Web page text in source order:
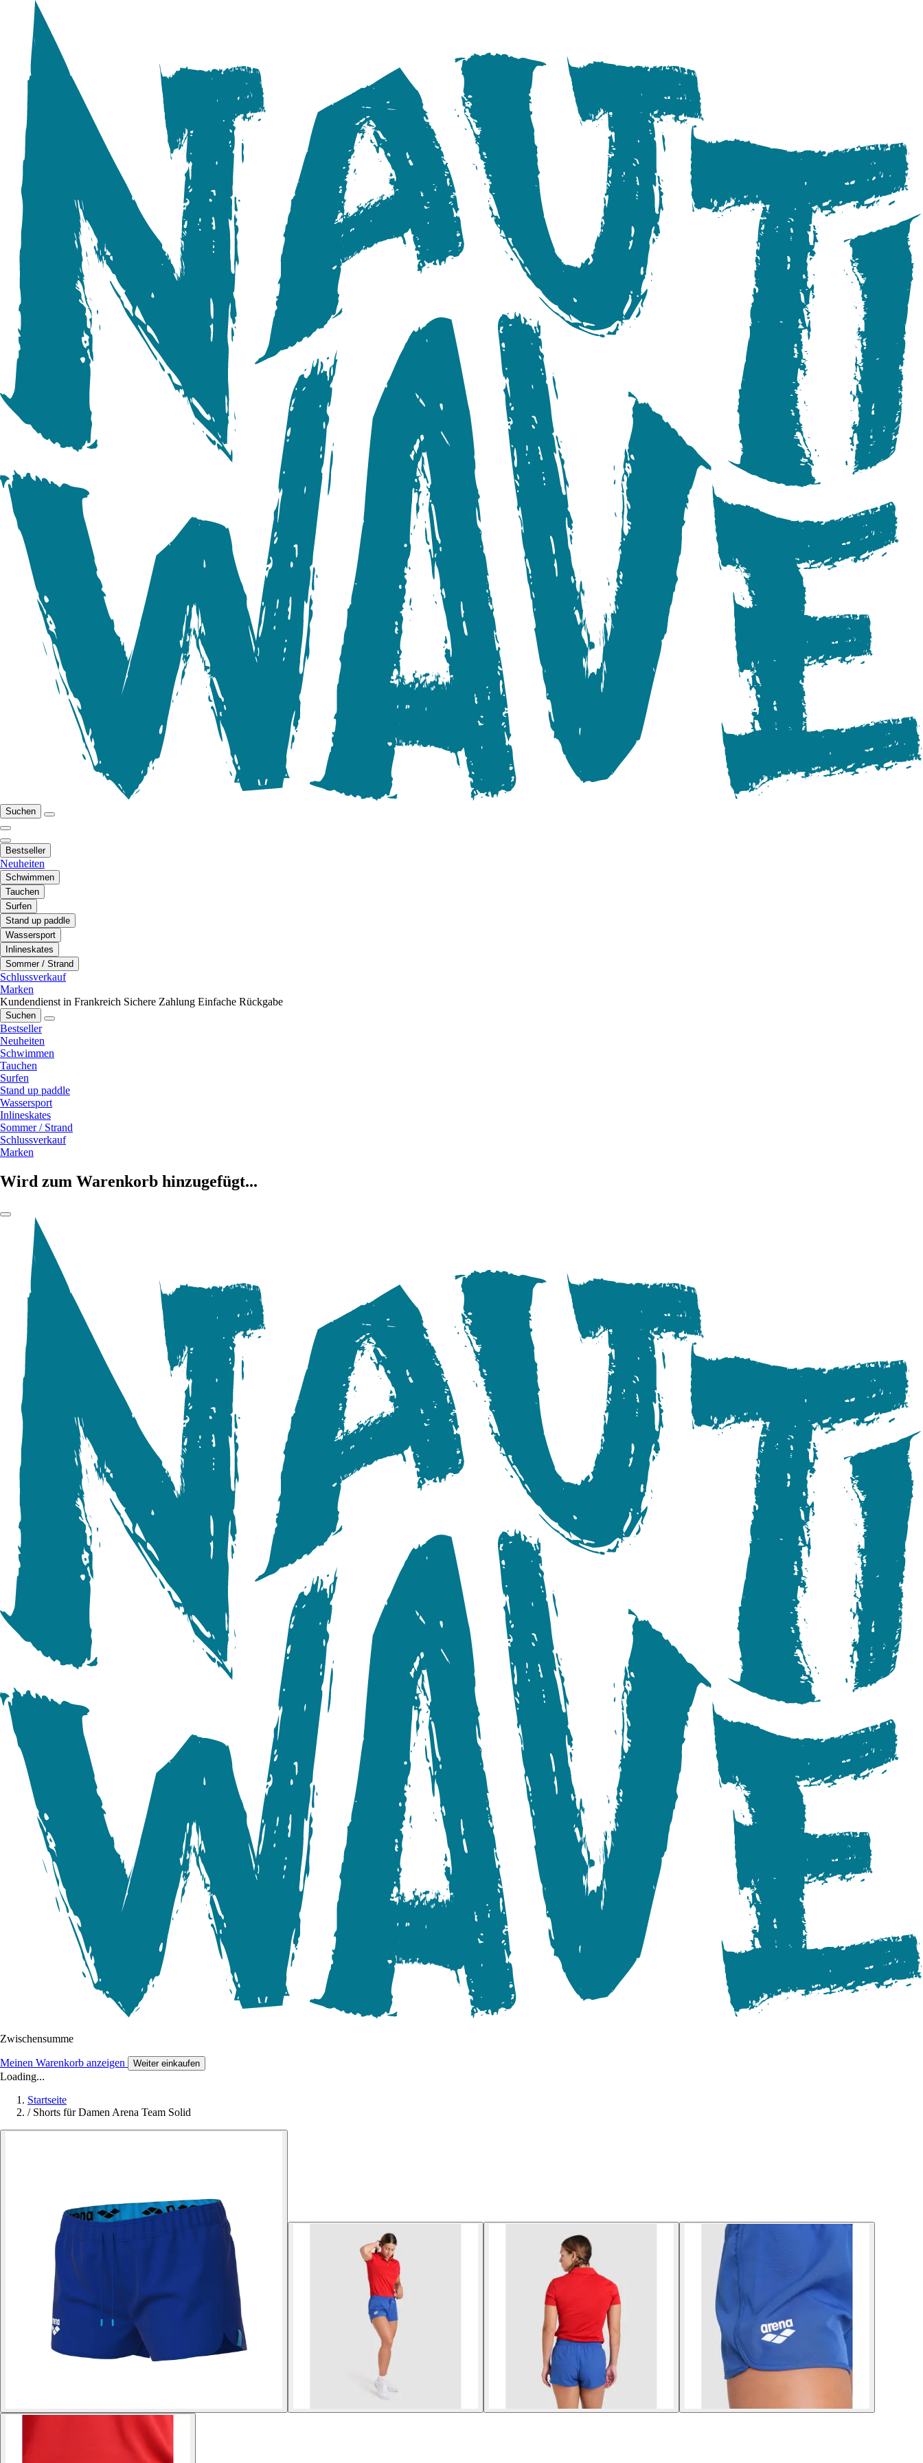
Suchen
Bestseller
Neuheiten
Schwimmen
Tauchen
Surfen
Stand up paddle
Wassersport
Inlineskates
Sommer / Strand
Schlussverkauf
Marken
Kundendienst in Frankreich Sichere Zahlung Einfache Rückgabe
Suchen
Bestseller
Neuheiten
Schwimmen
Tauchen
Surfen
Stand up paddle
Wassersport
Inlineskates
Sommer / Strand
Schlussverkauf
Marken
Wird zum Warenkorb hinzugefügt...
Zwischensumme
Meinen Warenkorb anzeigen Weiter einkaufen
Loading...
Startseite
/ Shorts für Damen Arena Team Solid